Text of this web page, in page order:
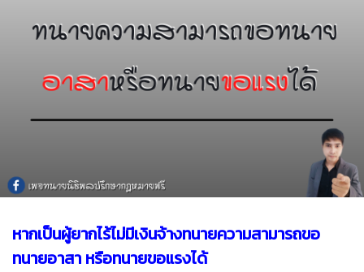
หากเป็นผู้ยากไร้ไม่มีเงินจ้างทนายความสามารถขอ
ทนายอาสา หรือทนายขอแรงได้